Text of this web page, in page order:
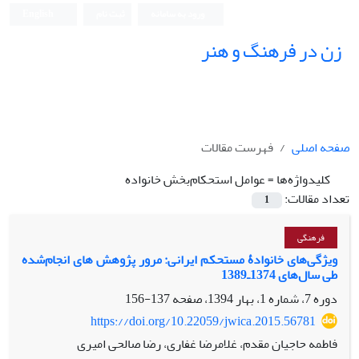
زن در فرهنگ و هنر
صفحه اصلی
فهرست مقالات
کلیدواژه‌ها =عوامل استحکام‌بخش خانواده
تعداد مقالات:
1
فرهنگی
ویژگی‌های خانوادۀ مستحکم ایرانی: مرور پژوهش ‏های انجام‌شده
طی سال‌های 1374ـ1389
دوره 7، شماره 1، بهار 1394، صفحه
137-156
https://doi.org/10.22059/jwica.2015.56781
فاطمه حاجیان مقدم، غلامرضا غفاری، رضا صالحی امیری